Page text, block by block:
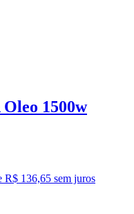
1500w
R$ 136,65 sem juros